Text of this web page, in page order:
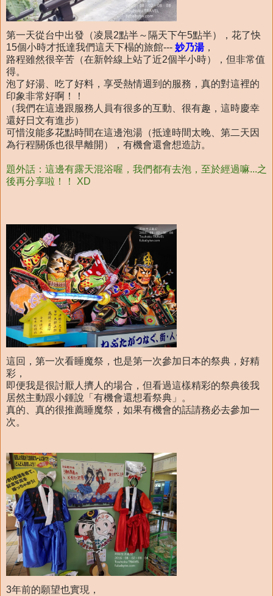
第一天從台中出發（凌晨2點半～隔天下午5點半），花了快
15個小時才抵達我們這天下榻的旅館--- 妙乃湯，
路程雖然很辛苦（在新幹線上站了近2個半小時），但非常值
得。
泡了好湯、吃了好料，享受熱情週到的服務，真的對這裡的
印象非常好啊！！
（我們在這邊跟服務人員有很多的互動、很有趣，這時慶幸
還好日文有進步）
可惜沒能多花點時間在這邊泡湯（抵達時間太晚、第二天因
為行程關係也很早離開），有機會還會想造訪。
題外話：這邊有露天混浴喔，我們都有去泡，至於經過嘛...之
後再分享啦！！ XD
這回，第一次看睡魔祭，也是第一次參加日本的祭典，好精
彩，
即便我是很討厭人擠人的場合，但看過這樣精彩的祭典後我
居然主動跟小鍾說「有機會還想看祭典」。
真的、真的很推薦睡魔祭，如果有機會的話請務必去參加一
次。
3年前的願望也實現，